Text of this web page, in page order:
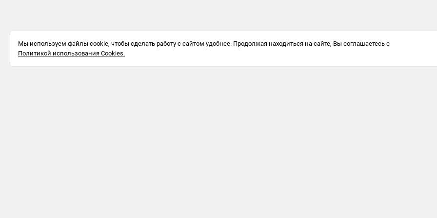
Мы используем файлы cookie, чтобы сделать работу с сайтом удобнее. Продолжая находиться на сайте, Вы соглашаетесь с
Политикой использования Cookies.